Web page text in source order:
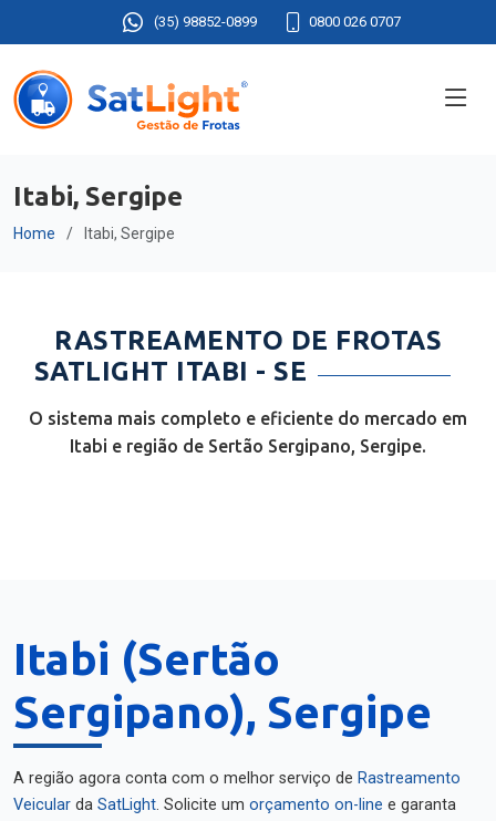
(35) 98852-0899 0800 026 0707
Itabi, Sergipe
Home Itabi, Sergipe
RASTREAMENTO DE FROTAS
SATLIGHT ITABI - SE
O sistema mais completo e eficiente do mercado em
Itabi e região de Sertão Sergipano, Sergipe.
Itabi (Sertão
Sergipano), Sergipe
A região agora conta com o melhor serviço de Rastreamento
Veicular da SatLight. Solicite um orçamento on-line e garanta